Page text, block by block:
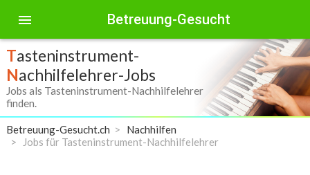
menu Betreuung-Gesucht
Tasteninstrument-
Nachhilfelehrer-Jobs
Jobs als Tasteninstrument-Nachhilfelehrer
finden.
Betreuung-Gesucht.ch
Nachhilfen
Jobs für Tasteninstrument-Nachhilfelehrer